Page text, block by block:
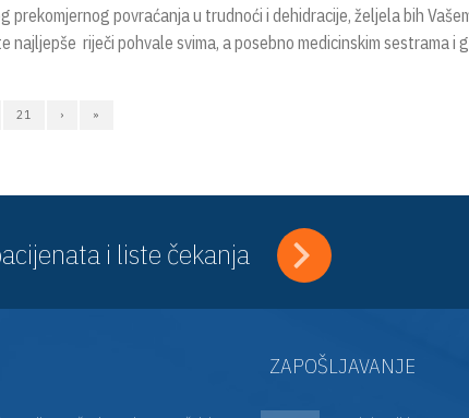
prekomjernog povraćanja u trudnoći i dehidracije, željela bih
najljepše riječi pohvale svima, a posebno medicinskim sestrama i
21 › »
i liste čekanja
ZAPOŠLJAVANJE